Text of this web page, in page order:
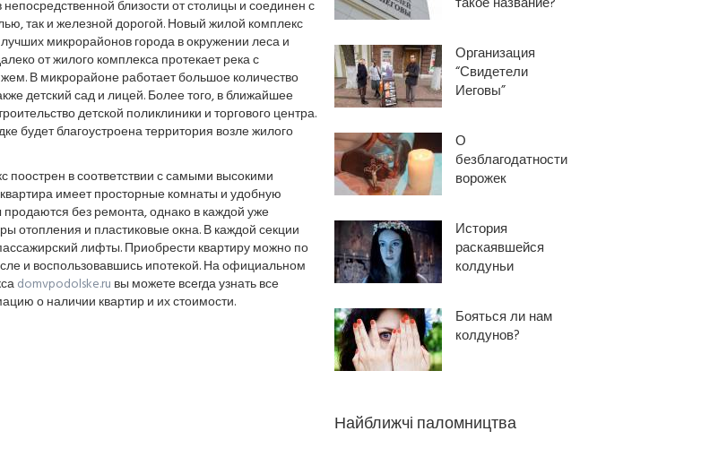
близости от столицы и соединен с
так и железной дорогой. Новый жилой комплекс
микрорайонов города в окружении леса и
от жилого комплекса протекает река с
В микрорайоне работает большое количество
детский сад и лицей. Более того, в ближайшее
детской поликлиники и торгового центра.
будет благоустроена территория возле жилого
поострен в соответствии с самыми высокими
имеет просторные комнаты и удобную
без ремонта, однако в каждой уже
отопления и пластиковые окна. В каждой секции
лифты. Приобрести квартиру можно по
и воспользовавшись ипотекой. На официальном
domvpodolske.ru вы можете всегда узнать все
о наличии квартир и их стоимости.
Организация
“Свидетели
Иеговы”
О
безблагодатности
ворожек
История
раскаявшейся
колдуньи
Бояться ли нам
колдунов?
Найближчі паломництва